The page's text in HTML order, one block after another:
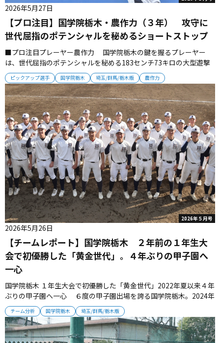
ピックアップ選手 国学院栃木 埼玉/群馬/栃木版 農作力
【プロ注目】国学院栃木・農作力（３年） 攻守に
世代屈指のポテンシャルを秘めるショートストップ
2026年5月27日
■プロ注目プレーヤー農作力 国学院栃木の鍵を握るプレーヤー
は、世代屈指のポテンシャルを秘める183センチ73キロの大型遊撃
手・農作力だ。 東京都出身。中学時代は東京江戸川ボーイズでプレ
ーし、いくつかの強豪から声が掛かる中で、文武両道で寮生活が送
れる国学院栃木を選んだ。走攻守３拍子揃った農作は、前チームか
ら主力として存...
2026年５月号
チーム分析 国学院栃木 埼玉/群馬/栃木版
【チームレポート】国学院栃木 ２年前の１年生大
会で初優勝した「黄金世代」。４年ぶりの甲子園へ
一心
2026年5月26日
国学院栃木 １年生大会で初優勝した「黄金世代」2022年夏以来４年
ぶりの甲子園へ一心 ６度の甲子園出場を誇る国学院栃木。2024年
の１年生大会で初優勝した選手たちが、３年生となったこの世代で
再び甲子園切符をつかみ取る。 ■１年生大会で初タイトル獲得世代
2024年秋の１年生大会、国学院栃木の若獅子たちが躍動した。
準...